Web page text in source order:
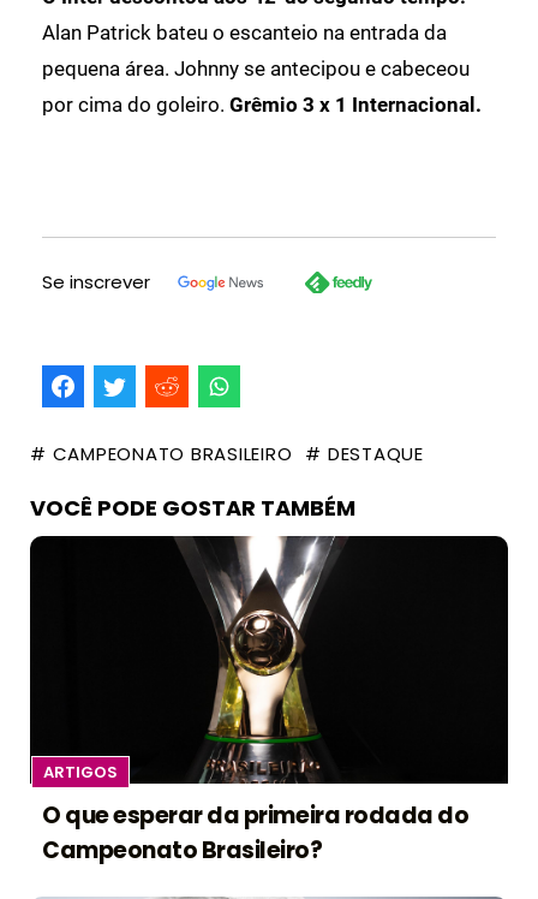
Alan Patrick bateu o escanteio na entrada da
pequena área. Johnny se antecipou e cabeceou
por cima do goleiro. Grêmio 3 x 1 Internacional.
Se inscrever
# CAMPEONATO BRASILEIRO # DESTAQUE
VOCÊ PODE GOSTAR TAMBÉM
ARTIGOS
O que esperar da primeira rodada do
Campeonato Brasileiro?